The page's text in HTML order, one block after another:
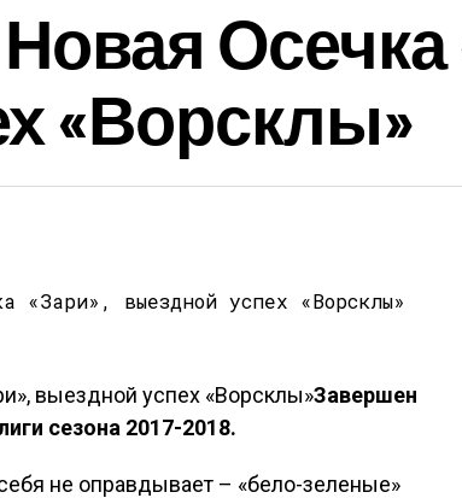
Осечка
«Ворсклы»
Завершен
сезона 2017-2018.
не оправдывает – «бело-зеленые»